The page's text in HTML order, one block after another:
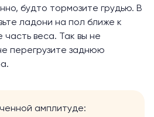
будто тормозите грудью. В
ладони на пол ближе к
часть веса. Так вы не
перегрузите заднюю
амплитуде: